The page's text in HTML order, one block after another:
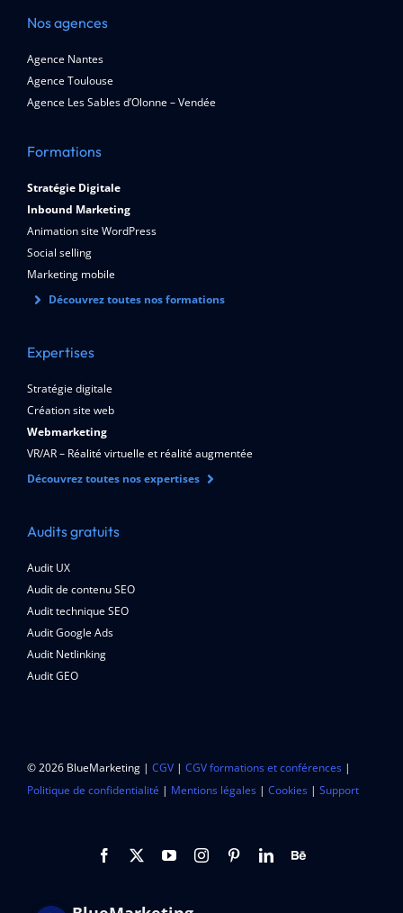
Nos agences
Agence Nantes
Agence Toulouse
Agence Les Sables d’Olonne – Vendée
Formations
Stratégie Digitale
Inbound Marketing
Animation site WordPress
Social selling
Marketing mobile
Découvrez toutes nos formations
Expertises
Stratégie digitale
Création site web
Webmarketing
VR/AR – Réalité virtuelle et réalité augmentée
Découvrez toutes nos expertises
Audits gratuits
Audit UX
Audit de contenu SEO
Audit technique SEO
Audit Google Ads
Audit Netlinking
Audit GEO
© 2026 BlueMarketing | CGV| CGV formations et conférences|
Politique de confidentialité | Mentions légales| Cookies| Support